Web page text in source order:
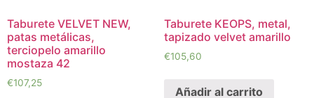
Taburete VELVET NEW,
patas metálicas,
terciopelo amarillo
mostaza 42
€107,25
Taburete KEOPS, metal,
tapizado velvet amarillo
€105,60
Añadir al carrito